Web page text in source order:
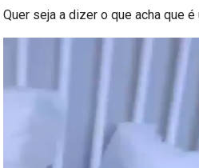
Quer seja a dizer o que acha que
vídeo